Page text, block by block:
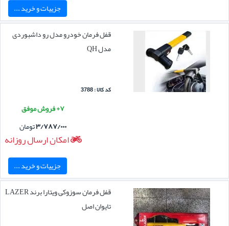
جزییات و خرید ...
قفل فرمان خودرو مدل رو داشبوردی
مدل QH
کد کالا : 3788
۷+ فروش موفق
۳/۷۸۷/۰۰۰تومان
امکان ارسال روزانه
جزییات و خرید ...
قفل فرمان سوزوکی ویتارا برند LAZER
تایوان اصل